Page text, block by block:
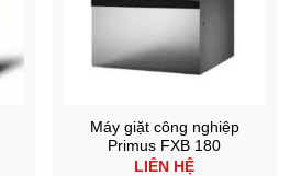
Máy giặt công nghiệp
Primus FXB 180
LIÊN HỆ